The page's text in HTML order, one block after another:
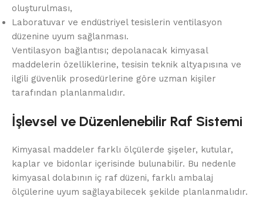
oluşturulması,
Laboratuvar ve endüstriyel tesislerin ventilasyon
düzenine uyum sağlanması.
Ventilasyon bağlantısı; depolanacak kimyasal
maddelerin özelliklerine, tesisin teknik altyapısına ve
ilgili güvenlik prosedürlerine göre uzman kişiler
tarafından planlanmalıdır.
İşlevsel ve Düzenlenebilir Raf Sistemi
Kimyasal maddeler farklı ölçülerde şişeler, kutular,
kaplar ve bidonlar içerisinde bulunabilir. Bu nedenle
kimyasal dolabının iç raf düzeni, farklı ambalaj
ölçülerine uyum sağlayabilecek şekilde planlanmalıdır.